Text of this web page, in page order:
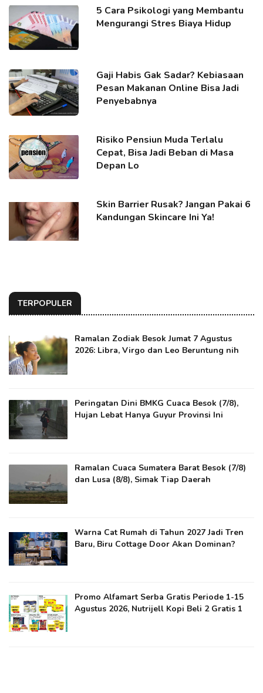
5 Cara Psikologi yang Membantu
Mengurangi Stres Biaya Hidup
Gaji Habis Gak Sadar? Kebiasaan
Pesan Makanan Online Bisa Jadi
Penyebabnya
Risiko Pensiun Muda Terlalu
Cepat, Bisa Jadi Beban di Masa
Depan Lo
Skin Barrier Rusak? Jangan Pakai 6
Kandungan Skincare Ini Ya!
TERPOPULER
Ramalan Zodiak Besok Jumat 7 Agustus
2026: Libra, Virgo dan Leo Beruntung nih
Peringatan Dini BMKG Cuaca Besok (7/8),
Hujan Lebat Hanya Guyur Provinsi Ini
Ramalan Cuaca Sumatera Barat Besok (7/8)
dan Lusa (8/8), Simak Tiap Daerah
Warna Cat Rumah di Tahun 2027 Jadi Tren
Baru, Biru Cottage Door Akan Dominan?
Promo Alfamart Serba Gratis Periode 1-15
Agustus 2026, Nutrijell Kopi Beli 2 Gratis 1